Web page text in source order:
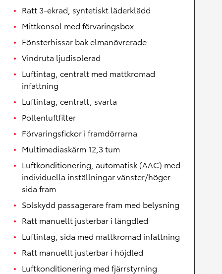
Ratt 3-ekrad, syntetiskt läderklädd
Mittkonsol med förvaringsbox
Fönsterhissar bak elmanövrerade
Vindruta ljudisolerad
Luftintag, centralt med mattkromad
infattning
Luftintag, centralt, svarta
Pollenluftfilter
Förvaringsfickor i framdörrarna
Multimediaskärm 12,3 tum
Luftkonditionering, automatisk (AAC) med
individuella inställningar vänster/höger
sida fram
Solskydd passagerare fram med belysning
Ratt manuellt justerbar i längdled
Luftintag, sida med mattkromad infattning
Ratt manuellt justerbar i höjdled
Luftkonditionering med fjärrstyrning